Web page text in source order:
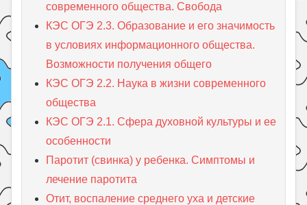
современного общества. Свобода
КЭС ОГЭ 2.3. Образование и его значимость
в условиях информационного общества.
Возможности получения общего
КЭС ОГЭ 2.2. Наука в жизни современного
общества
КЭС ОГЭ 2.1. Сфера духовной культуры и ее
особенности
Паротит (свинка) у ребенка. Симптомы и
лечение паротита
Отит, воспаление среднего уха и детские